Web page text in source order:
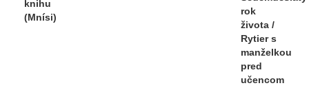
rok
života /
Rytier s
manželkou
pred
učencom
knihu
(Mnísi)